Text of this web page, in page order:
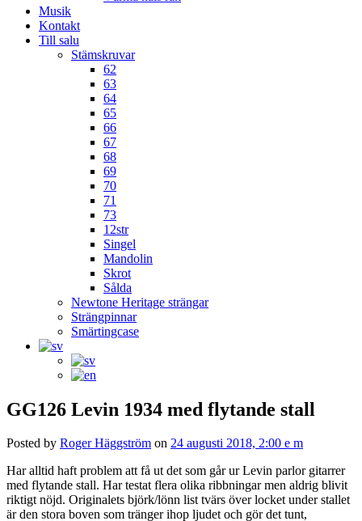
Musik
Kontakt
Till salu
Stämskruvar
62
63
64
65
66
67
68
69
70
71
73
12str
Singel
Mandolin
Skrot
Sålda
Newtone Heritage strängar
Strängpinnar
Smärtingcase
GG126 Levin 1934 med flytande stall
Posted by Roger Häggström on 24 augusti 2018, 2:00 e m
Har alltid haft problem att få ut det som går ur Levin parlor gitarrer
med flytande stall. Har testat flera olika ribbningar men aldrig blivit
riktigt nöjd. Originalets björk/lönn list tvärs över locket under stallet
är den stora boven som tränger ihop ljudet och gör det tunt,